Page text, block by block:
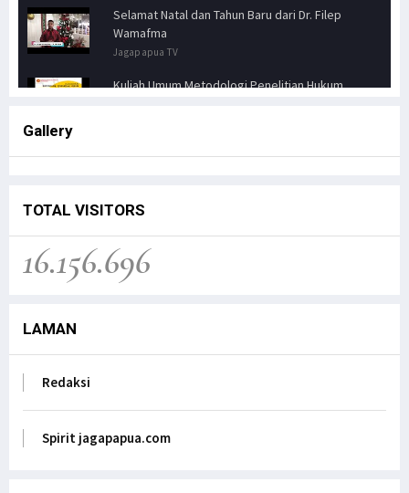
Selamat Natal dan Tahun Baru dari Dr. Filep
Wamafma
Jagapapua TV
Kuliah Umum Metodologi Penelitian Hukum
Jagapapua TV
Kunjungan Kerja Anggota DPD RI, Filep
Wamafma, ke Manokwari Selatan, Fokus pada
Sarana Pendidikan.
ASN, Ungkap DR. Filep Wamafma pada Mendagri
di DPD RI
Gallery
TOTAL VISITORS
16.156.696
LAMAN
Redaksi
Spirit jagapapua.com